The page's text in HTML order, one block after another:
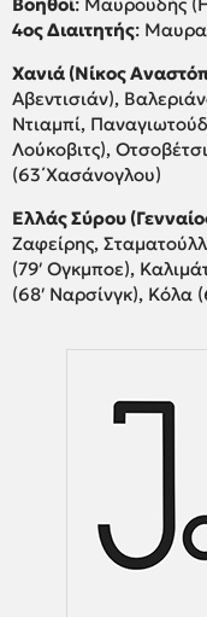
4ος Διαιτητής:
Χανιά (Νίκος
Αβεντισιάν),
Ντιαμπί,
Λούκοβιτς),
(63΄Χασάνογλου)
Ελλάς Σύρου
Ζαφείρης,
(79′ Ογκμποε),
(68′ Ναρσίνγκ), Κόλα